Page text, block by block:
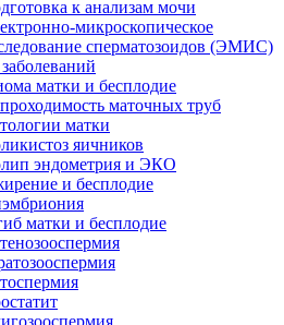
к анализам мочи
микроскопическое
сперматозоидов (ЭМИC)
матки и бесплодие
маточных труб
матки
яичников
эндометрия и ЭКО
и бесплодие
матки и бесплодие